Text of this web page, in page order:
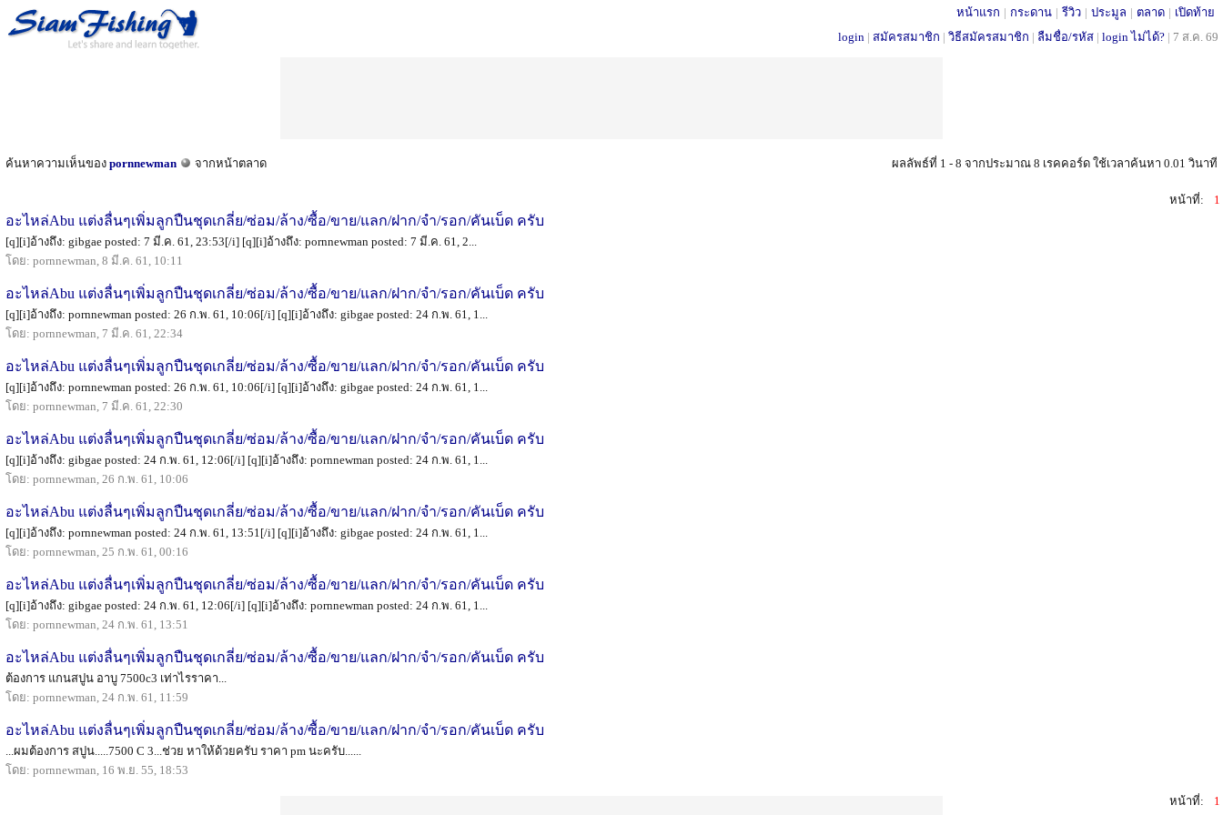
หน้าแรก | กระดาน | รีวิว | ประมูล | ตลาด | เปิดท้าย
login | สมัครสมาชิก | วิธีสมัครสมาชิก | ลืมชื่อ/รหัส | login ไม่ได้? | 7 ส.ค. 69
ค้นหาความเห็นของ pornnewman จากหน้าตลาด ผลลัพธ์ที่ 1 - 8 จากประมาณ 8 เรคคอร์ด ใช้เวลาค้นหา 0.01 วินาที
หน้าที่: 1
อะไหล่Abu แต่งลื่นๆเพิ่มลูกปืนชุดเกลี่ย/ซ่อม/ล้าง/ซื้อ/ขาย/แลก/ฝาก/จำ/รอก/คันเบ็ด ครับ
[q][i]อ้างถึง: gibgae posted: 7 มี.ค. 61, 23:53[/i] [q][i]อ้างถึง: pornnewman posted: 7 มี.ค. 61, 2...
โดย: pornnewman, 8 มี.ค. 61, 10:11
อะไหล่Abu แต่งลื่นๆเพิ่มลูกปืนชุดเกลี่ย/ซ่อม/ล้าง/ซื้อ/ขาย/แลก/ฝาก/จำ/รอก/คันเบ็ด ครับ
[q][i]อ้างถึง: pornnewman posted: 26 ก.พ. 61, 10:06[/i] [q][i]อ้างถึง: gibgae posted: 24 ก.พ. 61, 1...
โดย: pornnewman, 7 มี.ค. 61, 22:34
อะไหล่Abu แต่งลื่นๆเพิ่มลูกปืนชุดเกลี่ย/ซ่อม/ล้าง/ซื้อ/ขาย/แลก/ฝาก/จำ/รอก/คันเบ็ด ครับ
[q][i]อ้างถึง: pornnewman posted: 26 ก.พ. 61, 10:06[/i] [q][i]อ้างถึง: gibgae posted: 24 ก.พ. 61, 1...
โดย: pornnewman, 7 มี.ค. 61, 22:30
อะไหล่Abu แต่งลื่นๆเพิ่มลูกปืนชุดเกลี่ย/ซ่อม/ล้าง/ซื้อ/ขาย/แลก/ฝาก/จำ/รอก/คันเบ็ด ครับ
[q][i]อ้างถึง: gibgae posted: 24 ก.พ. 61, 12:06[/i] [q][i]อ้างถึง: pornnewman posted: 24 ก.พ. 61, 1...
โดย: pornnewman, 26 ก.พ. 61, 10:06
อะไหล่Abu แต่งลื่นๆเพิ่มลูกปืนชุดเกลี่ย/ซ่อม/ล้าง/ซื้อ/ขาย/แลก/ฝาก/จำ/รอก/คันเบ็ด ครับ
[q][i]อ้างถึง: pornnewman posted: 24 ก.พ. 61, 13:51[/i] [q][i]อ้างถึง: gibgae posted: 24 ก.พ. 61, 1...
โดย: pornnewman, 25 ก.พ. 61, 00:16
อะไหล่Abu แต่งลื่นๆเพิ่มลูกปืนชุดเกลี่ย/ซ่อม/ล้าง/ซื้อ/ขาย/แลก/ฝาก/จำ/รอก/คันเบ็ด ครับ
[q][i]อ้างถึง: gibgae posted: 24 ก.พ. 61, 12:06[/i] [q][i]อ้างถึง: pornnewman posted: 24 ก.พ. 61, 1...
โดย: pornnewman, 24 ก.พ. 61, 13:51
อะไหล่Abu แต่งลื่นๆเพิ่มลูกปืนชุดเกลี่ย/ซ่อม/ล้าง/ซื้อ/ขาย/แลก/ฝาก/จำ/รอก/คันเบ็ด ครับ
ต้องการ แกนสปูน อาบู 7500c3 เท่าไรราคา...
โดย: pornnewman, 24 ก.พ. 61, 11:59
อะไหล่Abu แต่งลื่นๆเพิ่มลูกปืนชุดเกลี่ย/ซ่อม/ล้าง/ซื้อ/ขาย/แลก/ฝาก/จำ/รอก/คันเบ็ด ครับ
...ผมต้องการ สปูน.....7500 C 3...ช่วย หาให้ด้วยครับ ราคา pm นะครับ......
โดย: pornnewman, 16 พ.ย. 55, 18:53
หน้าที่: 1